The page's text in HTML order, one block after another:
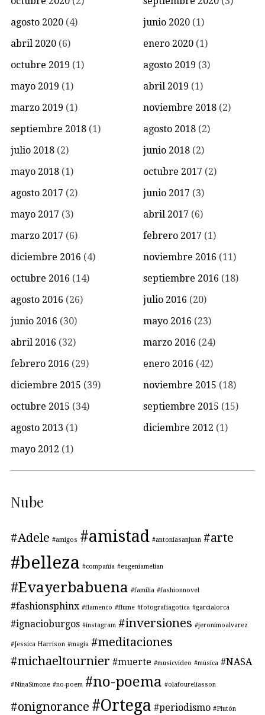
agosto 2020 (4) junio 2020 (1)
abril 2020 (6) enero 2020 (1)
octubre 2019 (1) agosto 2019 (3)
mayo 2019 (1) abril 2019 (1)
marzo 2019 (1) noviembre 2018 (2)
septiembre 2018 (1) agosto 2018 (2)
julio 2018 (2) junio 2018 (2)
mayo 2018 (1) octubre 2017 (2)
agosto 2017 (2) junio 2017 (3)
mayo 2017 (3) abril 2017 (6)
marzo 2017 (6) febrero 2017 (1)
diciembre 2016 (4) noviembre 2016 (11)
octubre 2016 (14) septiembre 2016 (18)
agosto 2016 (26) julio 2016 (20)
junio 2016 (30) mayo 2016 (23)
abril 2016 (32) marzo 2016 (24)
febrero 2016 (29) enero 2016 (42)
diciembre 2015 (39) noviembre 2015 (18)
octubre 2015 (34) septiembre 2015 (15)
agosto 2013 (1) diciembre 2012 (1)
mayo 2012 (1)
Nube
#Adele #amigos #amistad #antoniasanjuan #arte
#belleza #compañía #eugeniamelian
#Evayerbabuena #familia #fashionnovel
#fashionsphinx #flamenco #flume #fotografiagotica #garcialorca
#ignacioburgos #instagram #inversiones #jeronimoalvarez
#Jessica Harrison #magia #meditaciones
#michaeltournier #muerte #musicvideo #música #NASA
#NinaSimone #no-poem #no-poema #olafoureliasson
#onignorance #Ortega #periodismo #Plutón